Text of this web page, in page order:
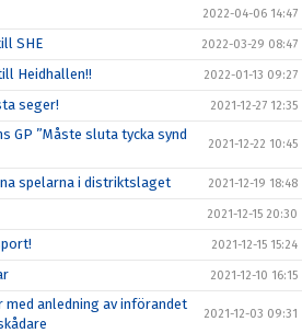
2022-04-06 14:47
SHE 2022-03-29 08:47
Heidhallen!! 2022-01-13 09:27
seger! 2021-12-27 12:35
GP ”Måste sluta tycka synd
2021-12-22 10:45
spelarna i distriktslaget 2021-12-19 18:48
2021-12-15 20:30
2021-12-15 15:24
2021-12-10 16:15
med anledning av införandet
2021-12-03 09:31